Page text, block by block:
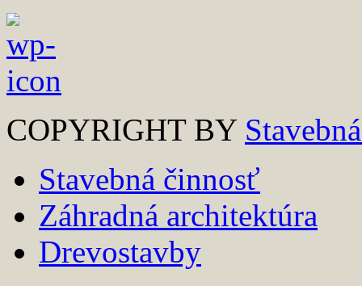
COPYRIGHT BY
Stavebná činnosť
Záhradná architektúra
Drevostavby